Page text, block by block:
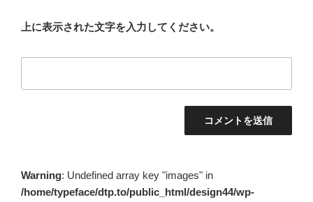
上に表示された文字を入力してください。
Warning: Undefined array key "images" in
/home/typeface/dtp.to/public_html/design44/wp-